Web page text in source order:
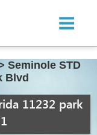
Seminole STD
Blvd
11232 park